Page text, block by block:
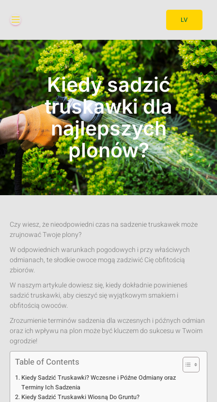
LV
Kiedy sadzić
truskawki dla
najlepszych
plonów?
Czy wiesz, że nieodpowiedni czas na sadzenie truskawek może
zrujnować Twoje plony?
W odpowiednich warunkach pogodowych i przy właściwych
odmianach, te słodkie owoce mogą zadziwić Cię obfitością
zbiorów.
W naszym artykule dowiesz się, kiedy dokładnie powinieneś
sadzić truskawki, aby cieszyć się wyjątkowym smakiem i
obfitością owoców.
Zrozumienie terminów sadzenia dla wczesnych i późnych odmian
oraz ich wpływu na plon może być kluczem do sukcesu w Twoim
ogrodzie!
Table of Contents
Kiedy Sadzić Truskawki? Wczesne i Późne Odmiany oraz
Terminy Ich Sadzenia
Kiedy Sadzić Truskawki Wiosną Do Gruntu?